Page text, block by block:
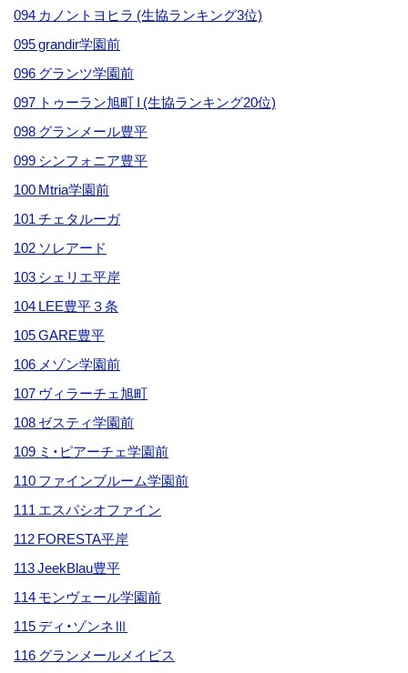
094 カノントヨヒラ (生協ランキング3位)
095 grandir学園前
096 グランツ学園前
097 トゥーラン旭町 I (生協ランキング20位)
098 グランメール豊平
099 シンフォニア豊平
100 Mtria学園前
101 チェタルーガ
102 ソレアード
103 シェリエ平岸
104 LEE豊平３条
105 GARE豊平
106 メゾン学園前
107 ヴィラーチェ旭町
108 ゼスティ学園前
109 ミ・ピアーチェ学園前
110 ファインブルーム学園前
111 エスパシオファイン
112 FORESTA平岸
113 JeekBlau豊平
114 モンヴェール学園前
115 ディ・ゾンネⅢ
116 グランメールメイビス